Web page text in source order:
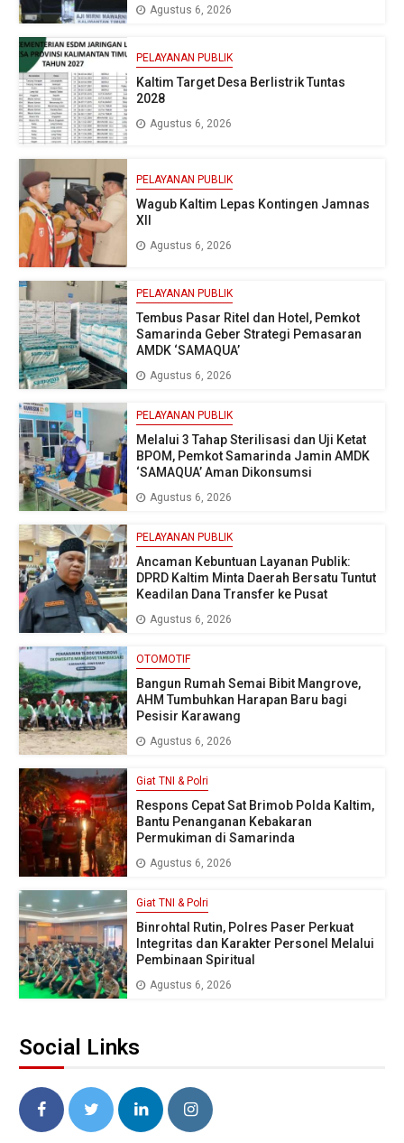
Agustus 6, 2026
PELAYANAN PUBLIK
Kaltim Target Desa Berlistrik Tuntas
2028
Agustus 6, 2026
PELAYANAN PUBLIK
Wagub Kaltim Lepas Kontingen Jamnas
XII
Agustus 6, 2026
PELAYANAN PUBLIK
Tembus Pasar Ritel dan Hotel, Pemkot
Samarinda Geber Strategi Pemasaran
AMDK ‘SAMAQUA’
Agustus 6, 2026
PELAYANAN PUBLIK
Melalui 3 Tahap Sterilisasi dan Uji Ketat
BPOM, Pemkot Samarinda Jamin AMDK
‘SAMAQUA’ Aman Dikonsumsi
Agustus 6, 2026
PELAYANAN PUBLIK
Ancaman Kebuntuan Layanan Publik:
DPRD Kaltim Minta Daerah Bersatu Tuntut
Keadilan Dana Transfer ke Pusat
Agustus 6, 2026
OTOMOTIF
Bangun Rumah Semai Bibit Mangrove,
AHM Tumbuhkan Harapan Baru bagi
Pesisir Karawang
Agustus 6, 2026
Giat TNI & Polri
Respons Cepat Sat Brimob Polda Kaltim,
Bantu Penanganan Kebakaran
Permukiman di Samarinda
Agustus 6, 2026
Giat TNI & Polri
Binrohtal Rutin, Polres Paser Perkuat
Integritas dan Karakter Personel Melalui
Pembinaan Spiritual
Agustus 6, 2026
Social Links